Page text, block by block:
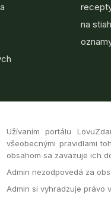
na
Užívaním portálu
všeobecnými pravidlami
obsahom sa zaväzuje ich
Admin nezodpovedá za
Admin si vyhradzuje právo